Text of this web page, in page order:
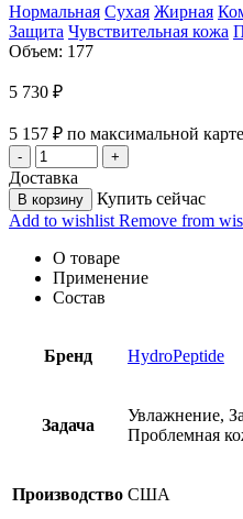
Нормальная Сухая Жирная
Защита Чувствительная кожа
Объем: 177
5 730 ₽
5 157 ₽ по максимальной карте
Доставка
В корзину
Купить сейчас
Add to wishlist Remove from
О товаре
Применение
Состав
Бренд HydroPeptide
Задача
Увлажнение,
Проблемная
Производство США